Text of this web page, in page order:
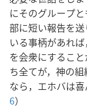
にそのグループ
部に短い報告を
いる事柄があれ
を会衆にするこ
ち全てが，神の
なら，エホバは
6）